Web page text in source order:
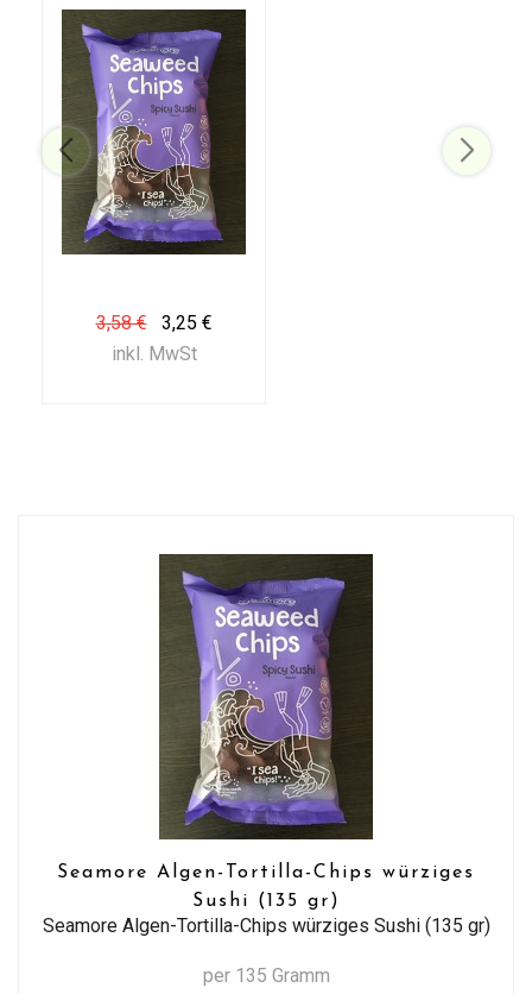
3,58 €
3,25 €
inkl. MwSt
Seamore Algen-Tortilla-Chips würziges
Sushi (135 gr)
Seamore Algen-Tortilla-Chips würziges Sushi (135 gr)
per 135 Gramm